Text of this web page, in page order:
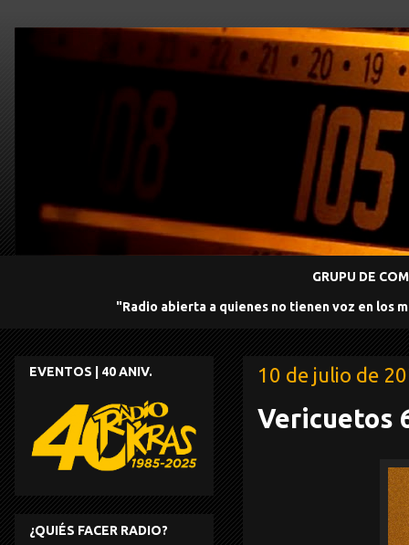
GRUPU DE
"Radio abierta a quienes no tienen voz en los
10 de julio de
Vericuetos
EVENTOS | 40 ANIV.
¿QUIÉS FACER RADIO?